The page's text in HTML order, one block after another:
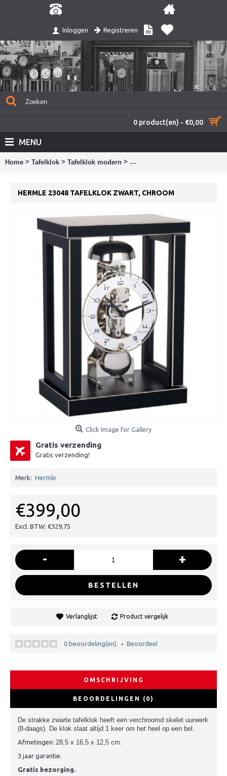
Inloggen Registreren
0 product(en) - €0,00
MENU
Home > Tafelklok > Tafelklok modern > Hermle 23048 tafelklok zwart,
HERMLE 23048 TAFELKLOK ZWART, CHROOM
Click Image for Gallery
Gratis verzending
Gratis verzending!
Merk: Hermle
€399,00
Excl. BTW: €329,75
- +
BESTELLEN
Verlanglijst Product vergelijk
0 beoordeling(en). • Beoordeel
OMSCHRIJVING
BEOORDELINGEN (0)
De strakke zwarte tafelklok heeft een verchroomd skelet uurwerk
(8-daags). De klok slaat altijd 1 keer om het heel op een bel.
Afmetingen: 28,5 x 16,5 x 12,5 cm.
3 jaar garantie.
Gratis bezorging.